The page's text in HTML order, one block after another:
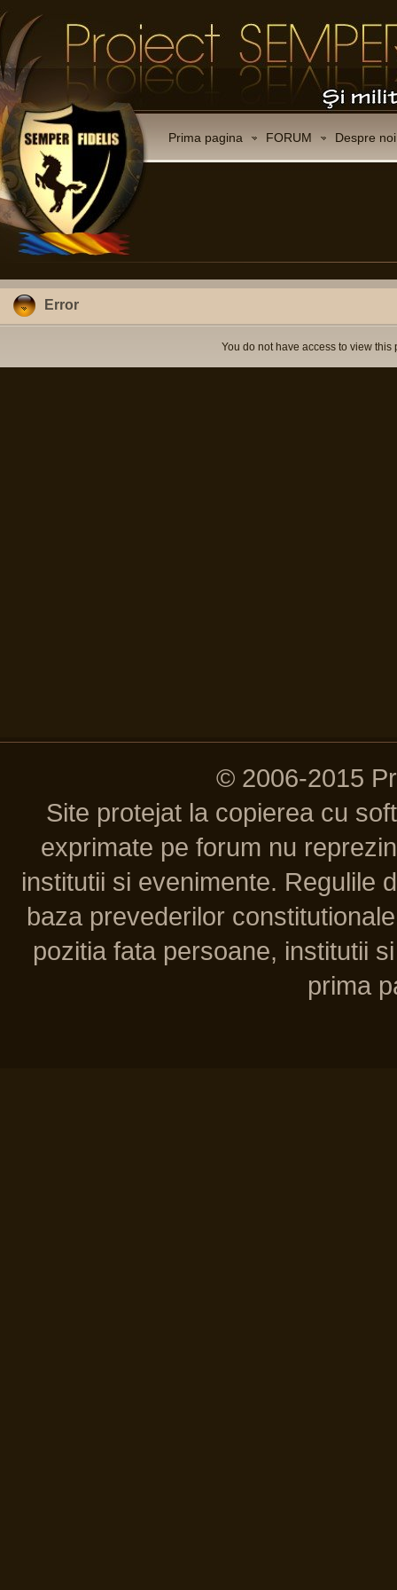
Prima pagina FORUM Despre noi
Error
You do not have access to view this
© 2006-2015
Site protejat la copierea cu
exprimate pe forum nu
institutii si evenimente. Regulile
baza prevederilor
pozitia fata persoane, institutii
prima